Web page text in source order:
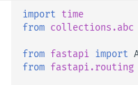
import time
from collections.abc
from fastapi import
from fastapi.routing